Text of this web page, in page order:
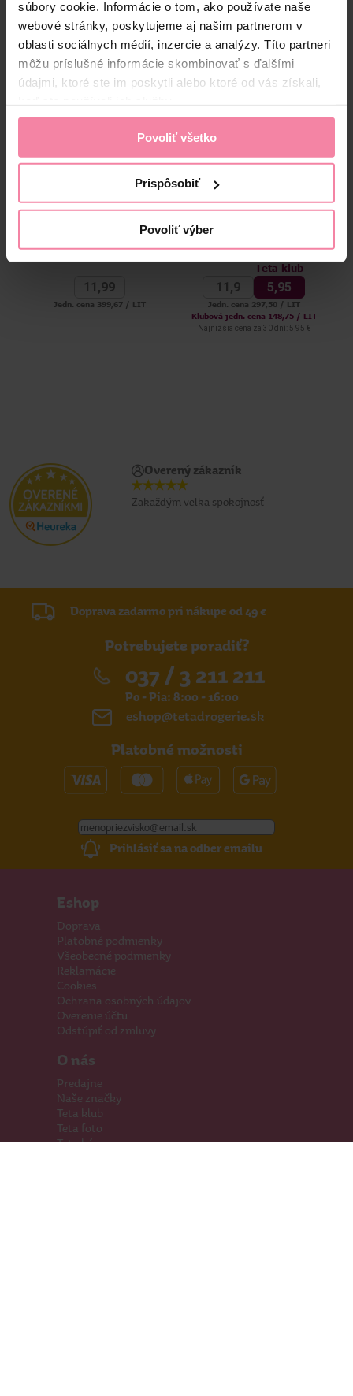
súbory cookie. Informácie o tom, ako používate naše
webové stránky, poskytujeme aj našim partnerom v
oblasti sociálnych médií, inzercie a analýzy. Títo partneri
môžu príslušné informácie skombinovať s ďalšími
údajmi, ktoré ste im poskytli alebo ktoré od vás získali,
Povoliť všetko
Prispôsobiť
Povoliť výber
High-contrast mode
Alternatívne produkty
sérum proti vráskam
Hyaluronic Gold 30 ml
11,99
Jedn. cena 399,67 / LIT
hydratačné 40 ml
11,9
Teta klub
5,95
Jedn. cena 297,50 / LIT
Klubová jedn. cena 148,75 / LIT
Najnižšia cena za 30 dní: 5,95 €
Overený zákazník
Zakaždým velka spokojnosť
Doprava zadarmo pri nákupe od 49 €
Potrebujete poradiť?
037 / 3 211 211
Po - Pia: 8:00 - 16:00
eshop@tetadrogerie.sk
Platobné možnosti
Prihlásiť sa na odber emailu
Eshop
Doprava
Platobné podmienky
Všeobecné podmienky
Reklamácie
Cookies
Ochrana osobných údajov
Overenie účtu
Odstúpiť od zmluvy
O nás
Predajne
Naše značky
Teta klub
Teta foto
Teta káva